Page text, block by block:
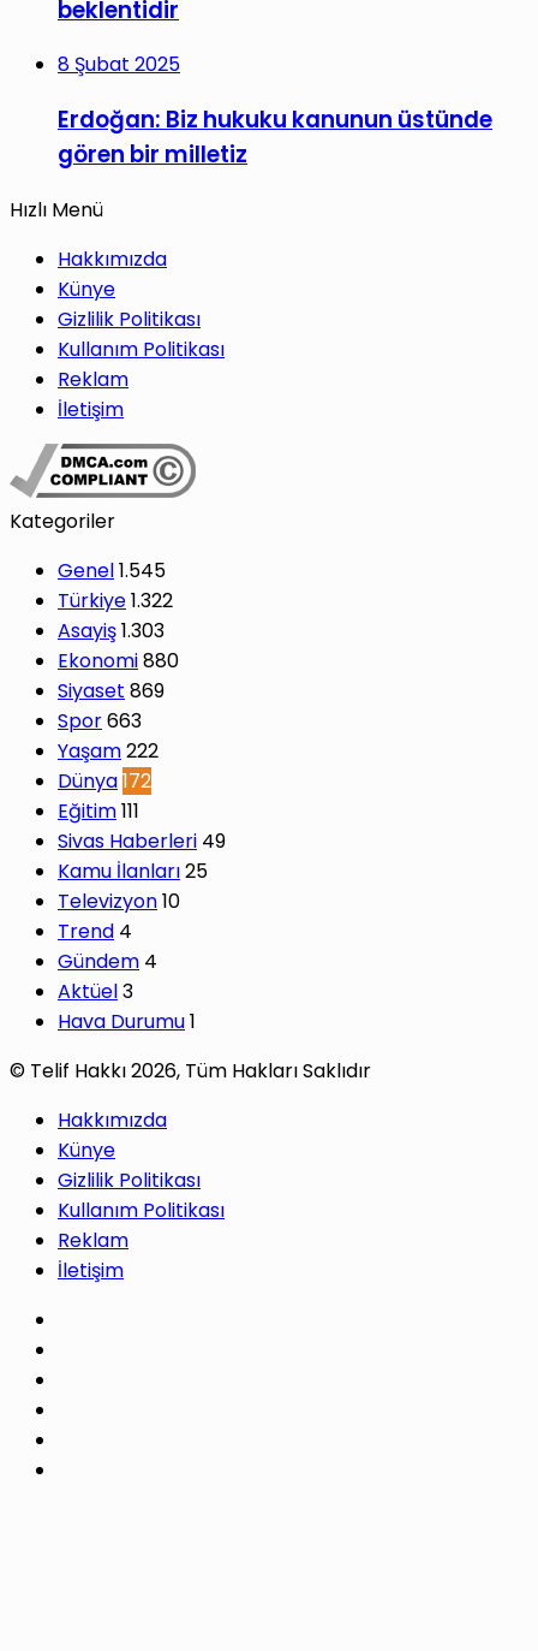
beklentidir
8 Şubat 2025
Erdoğan: Biz hukuku kanunun üstünde
gören bir milletiz
Hızlı Menü
Hakkımızda
Künye
Gizlilik Politikası
Kullanım Politikası
Reklam
İletişim
Kategoriler
Genel1.545
Türkiye1.322
Asayiş1.303
Ekonomi880
Siyaset 869
Spor663
Yaşam222
Dünya172
Eğitim111
Sivas Haberleri 49
Kamu İlanları25
Televizyon10
Trend 4
Gündem 4
Aktüel3
Hava Durumu1
© Telif Hakkı 2026, Tüm Hakları Saklıdır
Hakkımızda
Künye
Gizlilik Politikası
Kullanım Politikası
Reklam
İletişim